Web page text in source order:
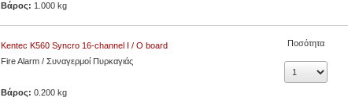
Βάρος: 1.000 kg
Kentec K560 Syncro 16-channel I / O board
Fire Alarm / Συναγερμοί Πυρκαγιάς
Βάρος:0.200 kg
Ποσότητα